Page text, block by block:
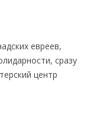
евреев,
сразу
центр